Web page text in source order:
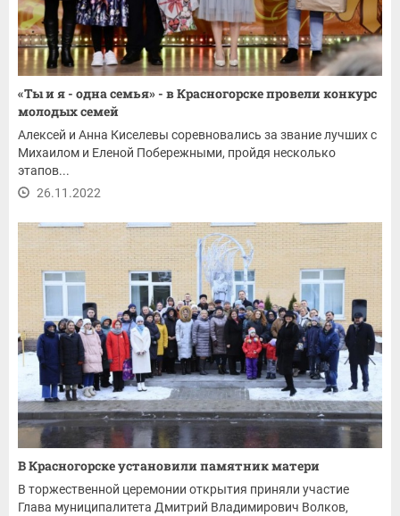
«Ты и я - одна семья» - в Красногорске провели конкурс
молодых семей
Алексей и Анна Киселевы соревновались за звание лучших с
Михаилом и Еленой Побережными, пройдя несколько
этапов...
26.11.2022
В Красногорске установили памятник матери
В торжественной церемонии открытия приняли участие
Глава муниципалитета Дмитрий Владимирович Волков,